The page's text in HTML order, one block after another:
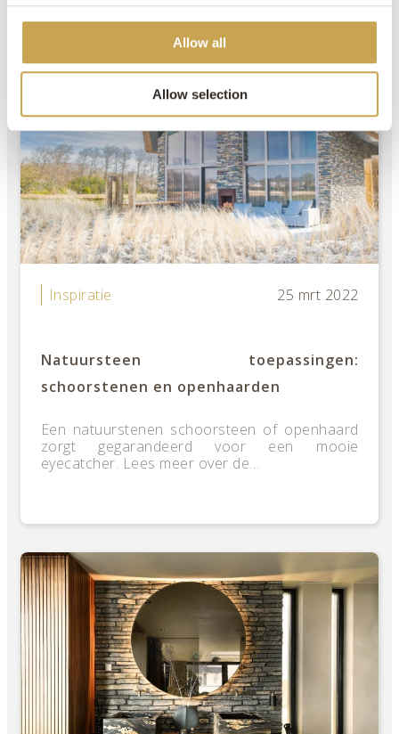
Allow all
Allow selection
Inspiratie 25 mrt 2022
Natuursteen toepassingen:
schoorstenen en openhaarden
Een natuurstenen schoorsteen of openhaard
zorgt gegarandeerd voor een mooie
eyecatcher. Lees meer over de…